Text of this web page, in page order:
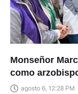
Monseñor
como
agosto 6, 12:28 PM